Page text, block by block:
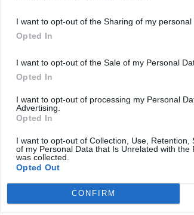
I want to opt-out of the Sharing of my personal
Opted In
I want to opt-out of the Sale of my Personal
Opted In
I want to opt-out of processing my Personal
Advertising.
Opted In
I want to opt-out of Collection, Use, Retention,
of my Personal Data that Is Unrelated with the
was collected.
Opted Out
CONFIRM